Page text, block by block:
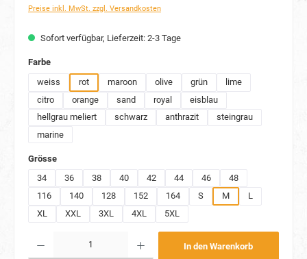
Preise inkl. MwSt. zzgl. Versandkosten
Sofort verfügbar, Lieferzeit: 2-3 Tage
Farbeauswählen
weiss
rot maroon olive grün
lime
citro
orange sand royal
eisblau
hellgrau meliert
schwarz anthrazit
steingrau
marine
Grösseauswählen
34
36 38 40 42 44 46
48
116
140 128 152 164 S M
L
XL
XXL 3XL 4XL 5XL
In den Warenkorb